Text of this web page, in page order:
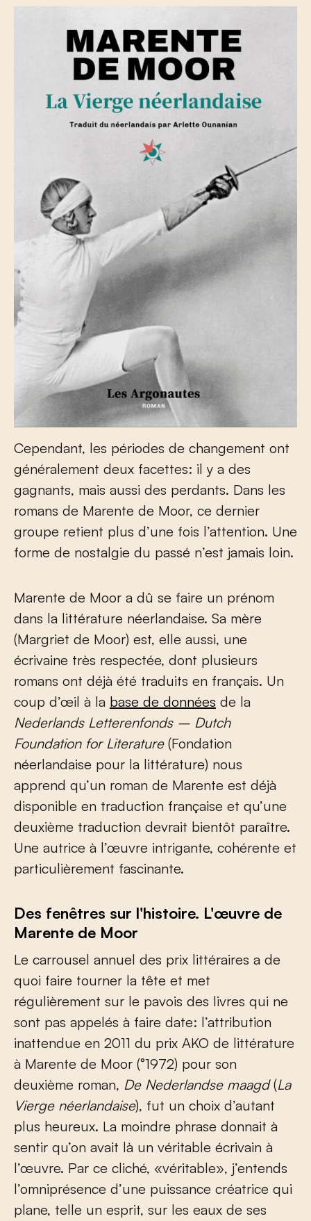
Cependant, les périodes de changement ont
généralement deux facettes: il y a des
gagnants, mais aussi des perdants. Dans les
romans de Marente de Moor, ce dernier
groupe retient plus d’une fois l’attention. Une
forme de nostalgie du passé n’est jamais loin.
Marente de Moor a dû se faire un prénom
dans la littérature néerlandaise. Sa mère
(Margriet de Moor) est, elle aussi, une
écrivaine très respectée, dont plusieurs
romans ont déjà été traduits en français. Un
coup d’œil à la base de données de la
Nederlands Letterenfonds – Dutch
Foundation for Literature(Fondation
néerlandaise pour la littérature) nous
apprend qu’un roman de Marente est déjà
disponible en traduction française et qu’une
deuxième traduction devrait bientôt paraître.
Une autrice à l’œuvre intrigante, cohérente et
particulièrement fascinante.
Des fenêtres sur l'histoire. L'œuvre de
Marente de Moor
Le carrousel annuel des prix littéraires a de
quoi faire tourner la tête et met
régulièrement sur le pavois des livres qui ne
sont pas appelés à faire date: l’attribution
inattendue en 2011 du prix AKO de littérature
à Marente de Moor (°1972) pour son
deuxième roman, De Nederlandse maagd(La
Vierge néerlandaise), fut un choix d’autant
plus heureux. La moindre phrase donnait à
sentir qu’on avait là un véritable écrivain à
l’œuvre. Par ce cliché, «véritable», j’entends
l’omniprésence d’une puissance créatrice qui
plane, telle un esprit, sur les eaux de ses